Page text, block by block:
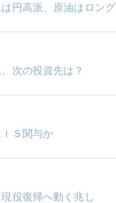
円高派、原油はロング
次の投資先は？
Ｓ関与か
役復帰へ動く兆し